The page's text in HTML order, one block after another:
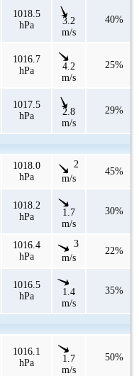
1018.5
hPa
3.2
m/s
40%
1016.7
hPa
4.2
m/s
25%
1017.5
hPa
2.8
m/s
29%
1018.0
hPa
2
m/s
45%
1018.2
hPa
1.7
m/s
30%
1016.4
hPa
3
m/s
22%
1016.5
hPa
1.4
m/s
35%
1016.1
hPa
1.7
m/s
50%